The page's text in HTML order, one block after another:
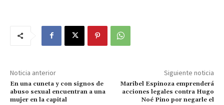
Noticia anterior
En una cuneta y con signos de
abuso sexual encuentran a una
mujer en la capital
Siguiente noticia
Maribel Espinoza emprenderá
acciones legales contra Hugo
Noé Pino por negarle el